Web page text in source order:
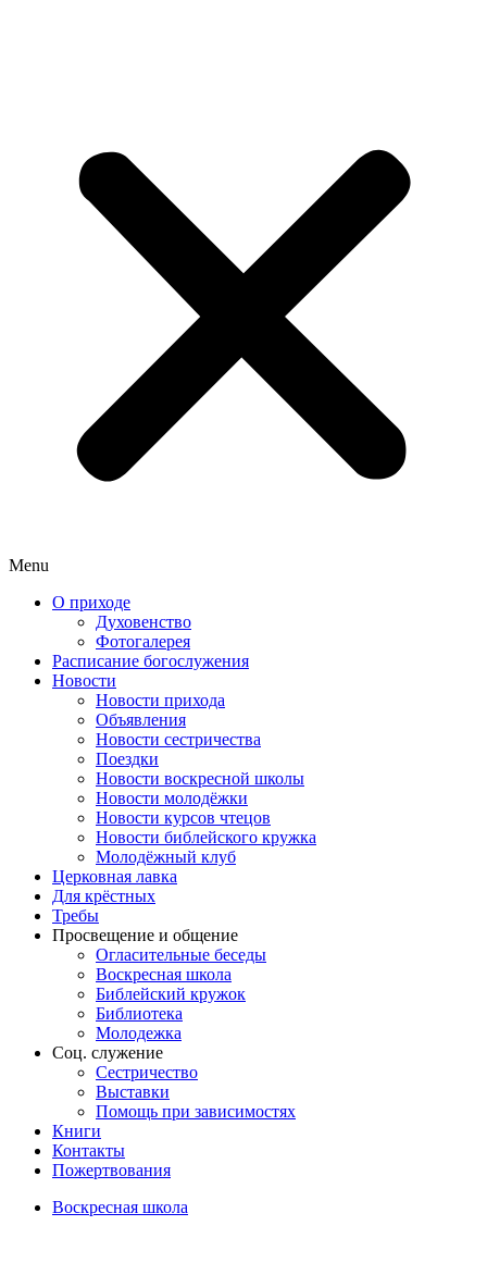
Menu
О приходе
Духовенство
Фотогалерея
Расписание богослужения
Новости
Новости прихода
Объявления
Новости сестричества
Поездки
Новости воскресной школы
Новости молодёжки
Новости курсов чтецов
Новости библейского кружка
Молодёжный клуб
Церковная лавка
Для крёстных
Требы
Просвещение и общение
Огласительные беседы
Воскресная школа
Библейский кружок
Библиотека
Молодежка
Соц. служение
Сестричество
Выставки
Помощь при зависимостях
Книги
Контакты
Пожертвования
Воскресная школа